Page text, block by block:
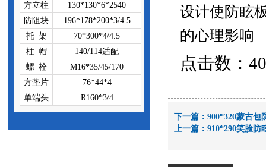
方立柱
130*130*6*2540
防阻块
196*178*200*3/4.5
托 架
70*300*4/4.5
柱 帽
140/114适配
螺 栓
M16*35/45/170
方垫片
76*44*4
单端头
R160*3/4
设计使防眩
的心理影响
点击数：
下一篇： 900*320蒙古包
上一篇： 910*290笑脸防